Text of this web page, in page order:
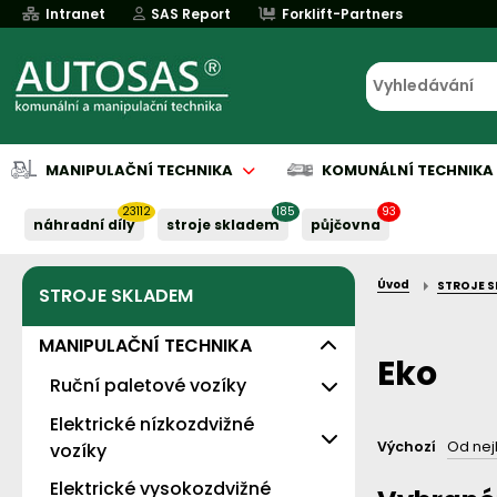
Intranet SAS Report Forklift-Partners
MANIPULAČNÍ TECHNIKA
Půjčovna
KOMUNÁLNÍ TECHNIKA
Půjčovna
Servis baterií
Implementace
Servis baterií
náhradní díly
23112
stroje skladem
185
půjčovna
93
STROJE SKLADEM
MANIPULAČNÍ TECHNIKA
Ruční paletové vozíky
Levné - s nosností 2t
Standardní
Elektrické nízkozdvižné
vozíky
Eko
Elektrické vysokozdvižné
Úvod STROJE
Eko
Výchozí Od